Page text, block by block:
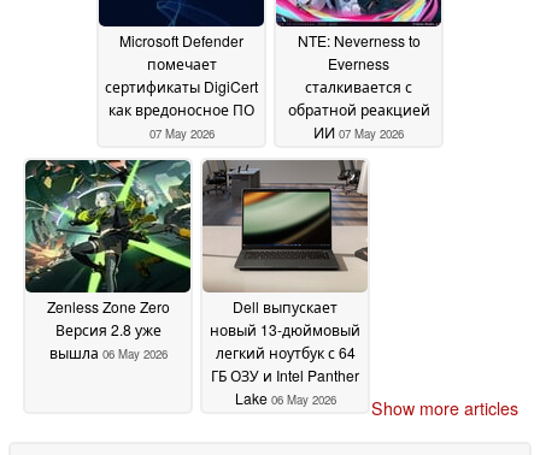
Microsoft Defender
помечает
сертификаты DigiCert
как вредоносное ПО
07 May 2026
NTE: Neverness to
Everness
сталкивается с
обратной реакцией
ИИ 07 May 2026
Zenless Zone Zero
Версия 2.8 уже
вышла 06 May 2026
Dell выпускает
новый 13-дюймовый
легкий ноутбук с 64
ГБ ОЗУ и Intel Panther
Lake 06 May 2026 Show more articles